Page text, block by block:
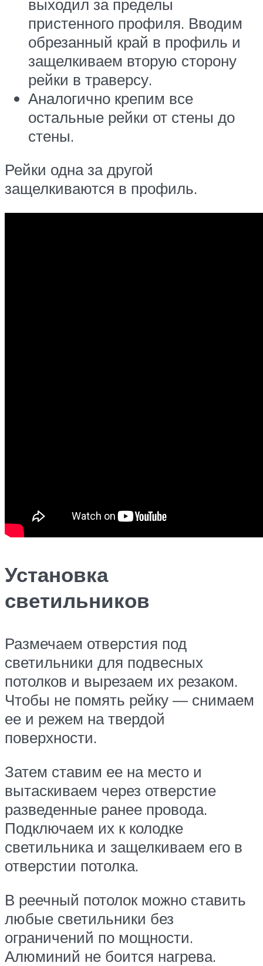
выходил за пределы
пристенного профиля. Вводим
обрезанный край в профиль и
защелкиваем вторую сторону
рейки в траверсу.
Аналогично крепим все
остальные рейки от стены до
стены.
Рейки одна за другой
защелкиваются в профиль.
Установка
светильников
Размечаем отверстия под
светильники для подвесных
потолков и вырезаем их резаком.
Чтобы не помять рейку — снимаем
ее и режем на твердой
поверхности.
Затем ставим ее на место и
вытаскиваем через отверстие
разведенные ранее провода.
Подключаем их к колодке
светильника и защелкиваем его в
отверстии потолка.
В реечный потолок можно ставить
любые светильники без
ограничений по мощности.
Алюминий не боится нагрева.